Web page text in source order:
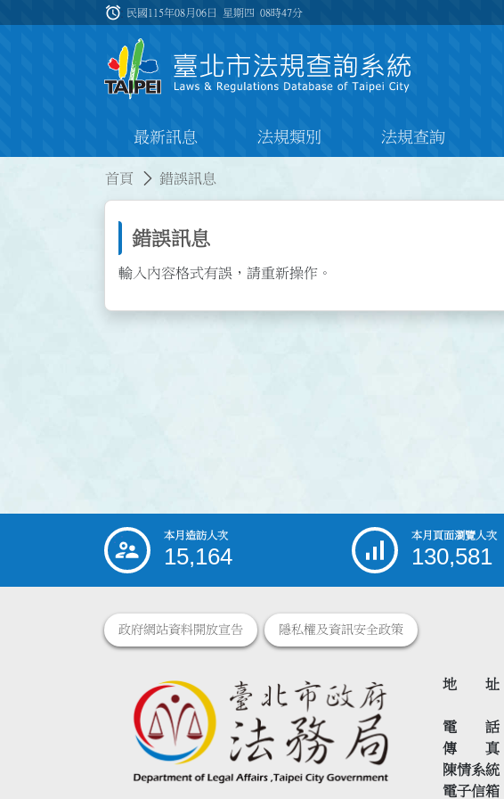
:::
alarm 民國115年08月06日 星期四08時47分
最新訊息 法規類別 法規查詢
首頁 錯誤訊息
錯誤訊息
輸入內容格式有誤，請重新操作。
::: 本月造訪人次
15,164
本月頁面瀏覽人次
130,581
政府網站資料開放宣告 隱私權及資訊安全政策
地 址
電 話
傳 真
陳情系統
電子信箱